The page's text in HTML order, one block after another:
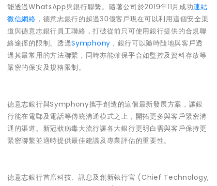
能透過WhatsApp與銀行聯繫。隨著公司於2019年11月成功連結
微信網絡 ，德意志銀行的超過30億客戶現在可以利用這個安全渠
道與德意志銀行員工聯絡，打破從前只可使用銀行提供的合規聯
絡途徑的限制。透過Symphony ，銀行可以隨時隨地與客戶透
過其最常用的方法聯繫，同時亦能確保乎合如監控及資料存放等
嚴密的保安及規格限制。
德意志銀行與Symphony攜手創造的這個最新發展方案，讓銀
行能在電郵及電話等傳統溝通模式之上，開拓更多與客戶緊密溝
通的渠道。新冠狀病毒大流行讓各大銀行更明白需與客戶保持更
緊密聯繫並適時提供最佳建議及專業評估的重要性。
德意志銀行首席科技、訊息及創新執行官 (Chief Technology,